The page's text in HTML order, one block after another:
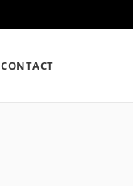
CONTACT